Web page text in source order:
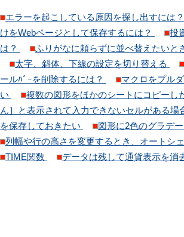
エラーを起こしている原因を探し出すには
けをWebページとして保存するには？
投
は？
ふりがなに頼らずに並べ替えたいと
太字、斜体、下線の設定を切り替える
ールﾊﾞｰを削除するには？
マクロをプル
い
複数の図形をほかのシートにコピーし
ん］と表示されて入力できないセルがある場
を保存しておきたい
図形に2色のグラデ
列幅や行の高さを変更するとき、オートシ
TIME関数
データは残して通貨表示を消